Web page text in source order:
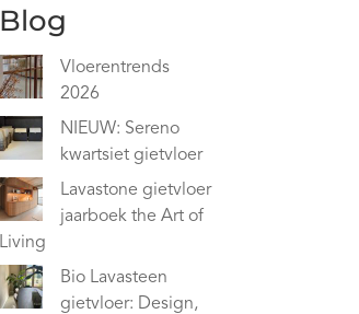
Blog
Vloerentrends
2026
NIEUW: Sereno
kwartsiet gietvloer
Lavastone gietvloer
jaarboek the Art of
Living
Bio Lavasteen
gietvloer: Design,